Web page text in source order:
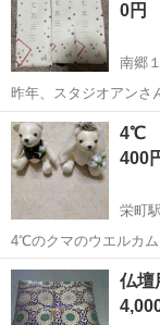
床介助、定期巡回、記
0円
南郷
昨年、スタジオアンさ
時いただいた物です。 スタジオも高いので、自分で撮ったりする方、
小物に持ったりいかがですか？ 中身は全てぬり絵
対面取引可能な方...
北海道 札幌市
4℃
400
栄町駅
4℃のクマのウエルカム
を購入し､結婚式のウ
ました。 目立った汚
ボタンが少し緩んでい
北海道 札幌市
仏壇